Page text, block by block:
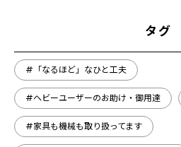
タグ
#「なるほど」なひと工夫
#ヘビーユーザーのお助け・御用達
#家具も機械も取り扱ってます